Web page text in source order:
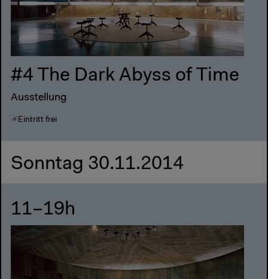
#4 The Dark Abyss of Time
Ausstellung
Eintritt frei
Sonntag 30.11.2014
11–19h